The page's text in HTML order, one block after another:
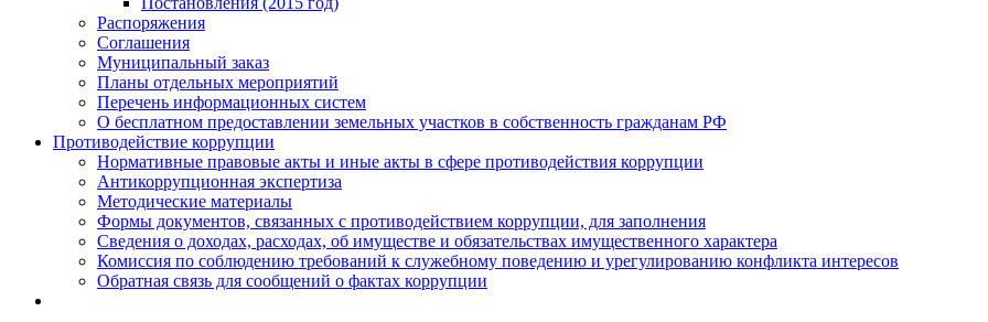
Распоряжения
Соглашения
Муниципальный заказ
Планы отдельных мероприятий
Перечень информационных систем
О бесплатном предоставлении земельных участков в собственность гражданам РФ
Противодействие коррупции
Нормативные правовые акты и иные акты в сфере противодействия коррупции
Антикоррупционная экспертиза
Методические материалы
Формы документов, связанных с противодействием коррупции, для заполнения
Сведения о доходах, расходах, об имуществе и обязательствах имущественного характера
Комиссия по соблюдению требований к служебному поведению и урегулированию конфликта интересов
Обратная связь для сообщений о фактах коррупции